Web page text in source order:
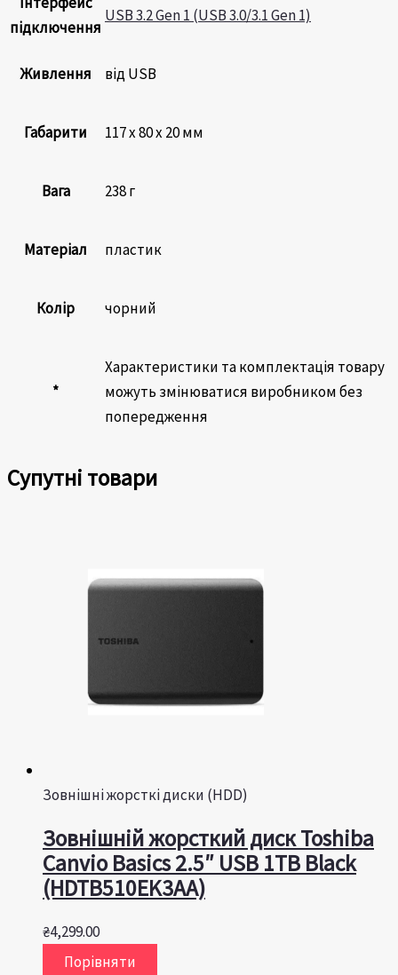
підключення
USB 3.2 Gen 1 (USB 3.0/3.1 Gen 1)
Живлення від USB
Габарити 117 x 80 x 20 мм
Вага 238 г
Матеріал пластик
Колір чорний
*
Характеристики та комплектація товару
можуть змінюватися виробником без
попередження
Супутні товари
Зовнішні жорсткі диски (HDD)
Зовнішній жорсткий диск Toshiba
Canvio Basics 2.5″ USB 1TB Black
(HDTB510EK3AA)
₴4,299.00
Порівняти